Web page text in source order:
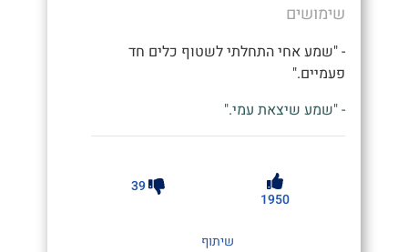
שימושים
- "שמע אחי התחלתי לשטוף כלים חד
פעמיים."
- "שמע שיצאת עמי."
1950
39
שיתוף